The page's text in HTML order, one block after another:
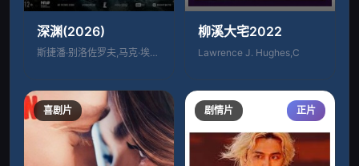
深渊(2026)
斯捷潘·别洛佐罗夫,马克·埃德尔斯坦
柳溪大宅2022
Lawrence J. Hughes,C
喜剧片 剧情片 正片